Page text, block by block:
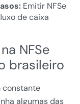
Emitir NFSe
de caixa
NFSe
brasileiro
constante
algumas das